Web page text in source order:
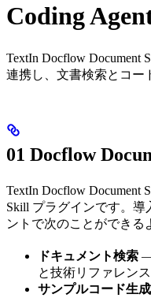
Coding
TextIn Docflow Document
連携し、文書検索とコー
01 Docflow
TextIn Docflow Document
Skill プラグインです。導
ントで次のことができる
ドキュメント検索 —
と技術リファレン
サンプルコード生成